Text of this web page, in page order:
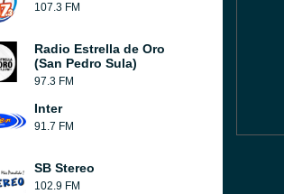
107.3 FM
Radio Estrella de Oro
(San Pedro Sula)
97.3 FM
Inter
91.7 FM
SB Stereo
102.9 FM